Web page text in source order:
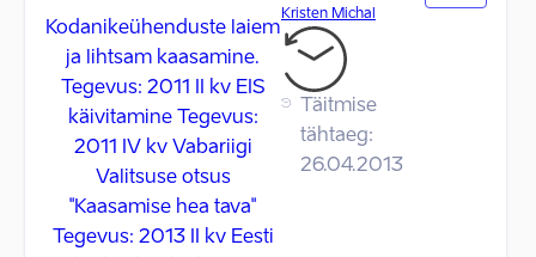
Kodanikeühenduste laiem
ja lihtsam kaasamine.
Tegevus: 2011 II kv EIS
käivitamine Tegevus:
2011 IV kv Vabariigi
Valitsuse otsus
"Kaasamise hea tava"
Tegevus: 2013 II kv Eesti
Kristen Michal
Täitmise
tähtaeg:
26.04.2013